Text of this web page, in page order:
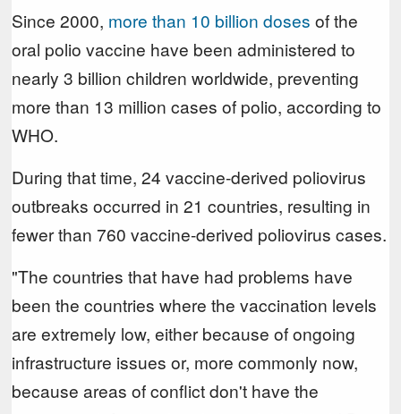
Since 2000, more than 10 billion doses of the
oral polio vaccine have been administered to
nearly 3 billion children worldwide, preventing
more than 13 million cases of polio, according to
WHO.
During that time, 24 vaccine-derived poliovirus
outbreaks occurred in 21 countries, resulting in
fewer than 760 vaccine-derived poliovirus cases.
"The countries that have had problems have
been the countries where the vaccination levels
are extremely low, either because of ongoing
infrastructure issues or, more commonly now,
because areas of conflict don't have the